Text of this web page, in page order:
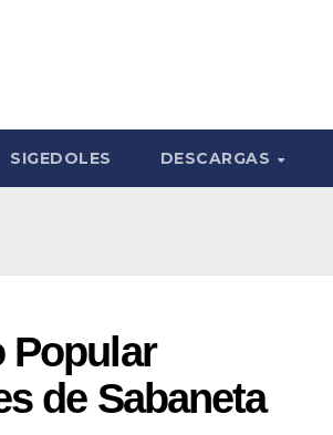
SIGEDOLES DESCARGAS
Popular
de Sabaneta